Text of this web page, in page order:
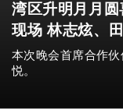
湾区升明月月
现场 林志炫、
亮相
本次晚会首席合作
悦。